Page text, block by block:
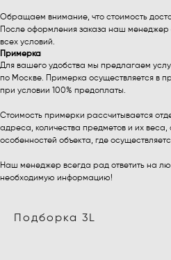
Обращаем внимание, что стоимость
После оформления заказа наш менеджер
всех условий.
Примерка
Для вашего удобства мы предлагаем
по Москве. Примерка осуществляется в
при условии 100% предоплаты.
Стоимость примерки рассчитывается
адреса, количества предметов и их веса,
особенностей объекта, где
Наш менеджер всегда рад ответить на
необходимую информацию!
Подборка 3L